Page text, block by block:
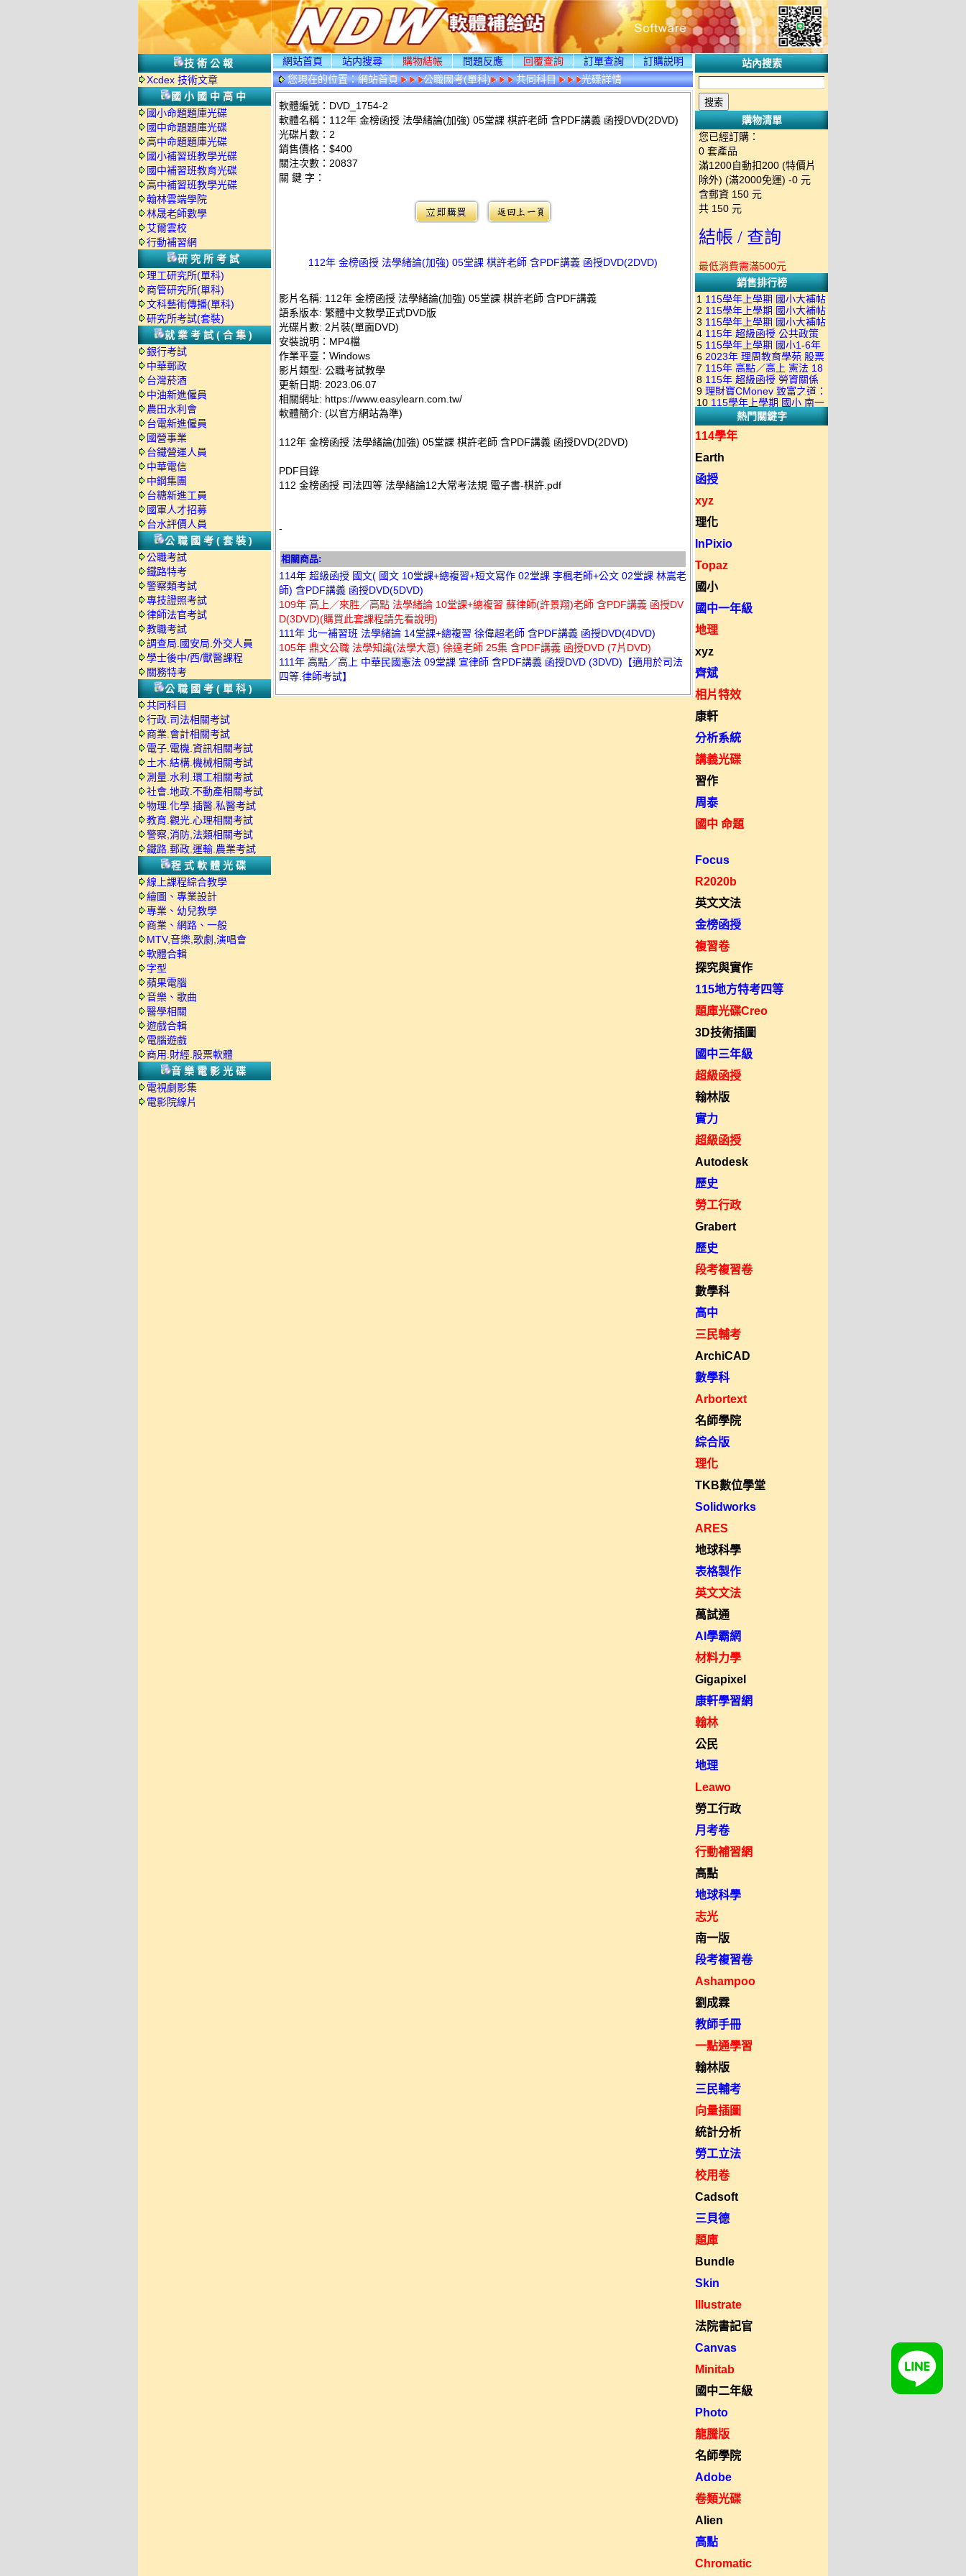
技術公報
Xcdex 技術文章
國小國中高中
國小命題題庫光碟
國中命題題庫光碟
高中命題題庫光碟
國小補習班教學光碟
國中補習班教育光碟
高中補習班教學光碟
翰林雲端學院
林晟老師數學
艾爾雲校
行動補習網
研究所考試
理工研究所(單科)
商管研究所(單科)
文科藝術傳播(單科)
研究所考試(套裝)
就業考試(合集)
銀行考試
中華郵政
台灣菸酒
中油新進僱員
農田水利會
台電新進僱員
國營事業
台鐵營運人員
中華電信
中鋼集團
台糖新進工員
國軍人才招募
台水評價人員
公職國考(套裝)
公職考試
鐵路特考
警察類考試
專技證照考試
律師法官考試
教職考試
調查局.國安局.外交人員
學士後中/西/獸醫課程
關務特考
公職國考(單科)
共同科目
行政.司法相關考試
商業.會計相關考試
電子.電機.資訊相關考試
土木.結構.機械相關考試
測量.水利.環工相關考試
社會.地政.不動產相關考試
物理.化學.插醫.私醫考試
教育.觀光.心理相關考試
警察,消防,法類相關考試
鐵路.郵政.運輸.農業考試
程式軟體光碟
線上課程綜合教學
繪圖、專業設計
專業、幼兒教學
商業、網路、一般
MTV,音樂,歌劇,演唱會
軟體合輯
字型
蘋果電腦
音樂、歌曲
醫學相關
遊戲合輯
電腦遊戲
商用.財經.股票軟體
音樂電影光碟
電視劇影集
電影院線片
網站首頁 站内搜尋 購物結帳 問題反應 回覆查詢 訂單查詢
訂購説明
您現在的位置：網站首頁 公職國考(單科) 共同科目 光碟詳情
軟體編號：DVD_1754-2
軟體名稱：112年 金榜函授 法學緒論(加強) 05堂課 棋許老師 含PDF講義 函授DVD(2DVD)
光碟片數：2
銷售價格：$400
關注次數： 20837
關 鍵 字：
112年 金榜函授 法學緒論(加強) 05堂課 棋許老師 含PDF講義 函授DVD(2DVD)
影片名稱: 112年 金榜函授 法學緒論(加強) 05堂課 棋許老師 含PDF講義
語系版本: 繁體中文教學正式DVD版
光碟片數: 2片裝(單面DVD)
安裝說明：MP4檔
作業平臺：Windows
影片類型: 公職考試教學
更新日期: 2023.06.07
相關網址: https://www.easylearn.com.tw/
軟體簡介: (以官方網站為準)
112年 金榜函授 法學緒論(加強) 05堂課 棋許老師 含PDF講義 函授DVD(2DVD)
PDF目錄
112 金榜函授 司法四等 法學緒論12大常考法規 電子書-棋許.pdf
-
相關商品:
114年 超級函授 國文( 國文 10堂課+總複習+短文寫作 02堂課 李楓老師+公文 02堂課 林嵩老
師) 含PDF講義 函授DVD(5DVD)
109年 高上／來胜／高點 法學緒論 10堂課+總複習 蘇律師(許景翔)老師 含PDF講義 函授DV
D(3DVD)(購買此套課程請先看說明)
111年 北一補習班 法學緒論 14堂課+總複習 徐偉超老師 含PDF講義 函授DVD(4DVD)
105年 鼎文公職 法學知識(法學大意) 徐達老師 25集 含PDF講義 函授DVD (7片DVD)
111年 高點／高上 中華民國憲法 09堂課 宣律師 含PDF講義 函授DVD (3DVD)【適用於司法
四等.律師考試】
站內搜索
購物清單
您已經訂購：
0 套產品
滿1200自動扣200 (特價片
除外) (滿2000免運) -0 元
含郵資 150 元
共 150 元
結帳 / 查詢
最低消費需滿500元
銷售排行榜
1 115學年上學期 國小大補帖
南一版 國語+數學+社會+生活
+自然 1-6年級 教學光碟DVD
版(3DVD)
2 115學年上學期 國小大補帖
康軒版 國語+數學+社會+生活
+自然 1-6年級 教學光碟DVD
版(3DVD)
3 115學年上學期 國小大補帖
翰林版 國語+數學+社會+生活
+自然 1-6年級 教學光碟DVD
版(3DVD)
4 115年 超級函授 公共政策
22堂課+總複習 張楚老師 含
PDF講義 函授DVD(9DVD)
5 115學年上學期 國小1-6年
級 習作解答(含康軒.南一.翰林
全版本.全科目)合輯版 DVD版
6 2023年 理周教育學苑 股票
當沖煉金術 主講：朱家泓 國
語發音 DVD版
7 115年 高點／高上 憲法 18
堂課 宗台大老師 含PDF講義
函授DVD(8DVD)【適用於律
師司法考試】
8 115年 超級函授 勞資關係
概要 11堂課+總複習 陸川老
師 含PDF講義 函授
DVD(5DVD)
9 理財寶CMoney 致富之道：
上班族飆股攻略班 主講：朱
家泓+林穎 國語發音 DVD版
10 115學年上學期 國小 南一
版 教師手冊(全年級、全領域)
教學光碟DVD版
熱門關鍵字
114學年
Earth
函授
xyz
理化
InPixio
Topaz
國小
國中一年級
地理
xyz
齊斌
相片特效
康軒
分析系統
講義光碟
習作
周泰
國中 命題
Focus
R2020b
英文文法
金榜函授
複習卷
探究與實作
115地方特考四等
題庫光碟Creo
3D技術插圖
國中三年級
超級函授
翰林版
實力
超級函授
Autodesk
歷史
勞工行政
Grabert
歷史
段考複習卷
數學科
高中
三民輔考
ArchiCAD
數學科
Arbortext
名師學院
綜合版
理化
TKB數位學堂
Solidworks
ARES
地球科學
表格製作
英文文法
萬試通
AI學霸網
材料力學
Gigapixel
康軒學習網
翰林
公民
地理
Leawo
勞工行政
月考卷
行動補習網
高點
地球科學
志光
南一版
段考複習卷
Ashampoo
劉成霖
教師手冊
一點通學習
翰林版
三民輔考
向量插圖
統計分析
勞工立法
校用卷
Cadsoft
三貝德
題庫
Bundle
Skin
Illustrate
法院書記官
Canvas
Minitab
國中二年級
Photo
龍騰版
名師學院
Adobe
卷類光碟
Alien
高點
Chromatic